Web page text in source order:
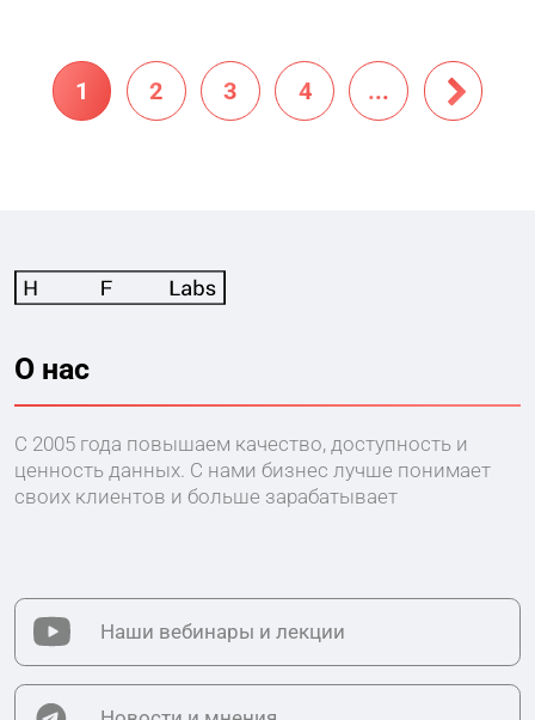
1 2 3 4 ...
О нас
С 2005 года повышаем качество, доступность и
ценность данных. С нами бизнес лучше понимает
своих клиентов и больше зарабатывает
Наши вебинары и лекции